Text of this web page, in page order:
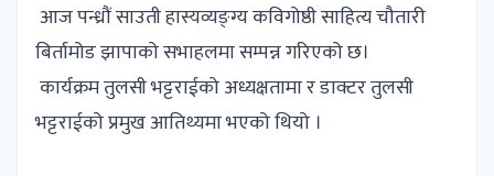
आज पन्ध्रौं साउती हास्यव्यङ्ग्य कविगोष्ठी साहित्य चौतारी
बिर्तामोड झापाको सभाहलमा सम्पन्न गरिएको छ।
कार्यक्रम तुलसी भट्टराईको अध्यक्षतामा र डाक्टर तुलसी
भट्टराईको प्रमुख आतिथ्यमा भएको थियो ।